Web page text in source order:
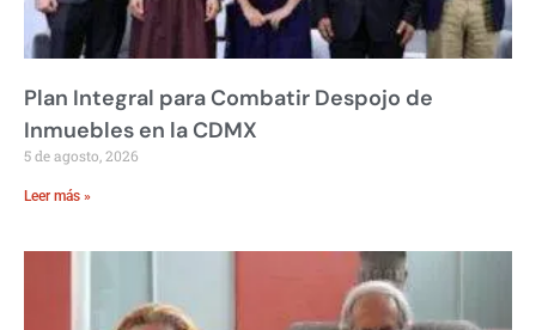
Plan Integral para Combatir Despojo de
Inmuebles en la CDMX
5 de agosto, 2026
Leer más »